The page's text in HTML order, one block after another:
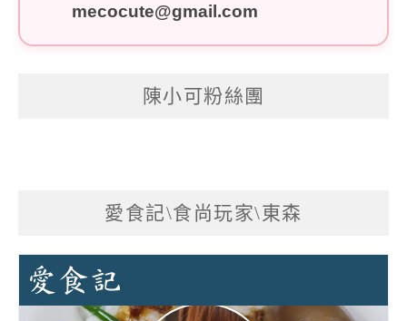
mecocute@gmail.com
陳小可粉絲團
愛食記\食尚玩家\東森